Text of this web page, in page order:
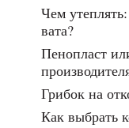
Чем
вата?
Пенопласт
Грибок на
Как выбрать